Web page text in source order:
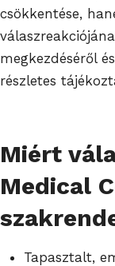
csökkentése,
megkezdéséről
részletes
Miért
Medical
Tapasztalt,